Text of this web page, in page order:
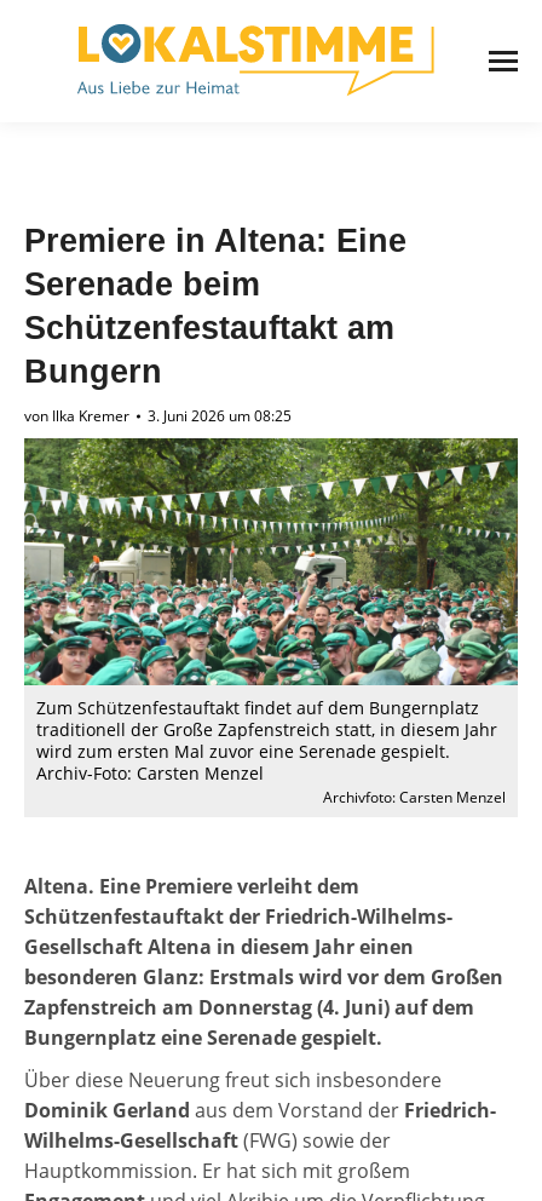
Premiere in Altena: Eine
Serenade beim
Schützenfestauftakt am
Bungern
von Ilka Kremer 3. Juni 2026 um 08:25
Zum Schützenfestauftakt findet auf dem Bungernplatz
traditionell der Große Zapfenstreich statt, in diesem Jahr
wird zum ersten Mal zuvor eine Serenade gespielt.
Archiv-Foto: Carsten Menzel
Archivfoto: Carsten Menzel
Altena. Eine Premiere verleiht dem
Schützenfestauftakt der Friedrich-Wilhelms-
Gesellschaft Altena in diesem Jahr einen
besonderen Glanz: Erstmals wird vor dem Großen
Zapfenstreich am Donnerstag (4. Juni) auf dem
Bungernplatz eine Serenade gespielt.
Über diese Neuerung freut sich insbesondere
Dominik Gerland aus dem Vorstand der Friedrich-
Wilhelms-Gesellschaft(FWG) sowie der
Hauptkommission. Er hat sich mit großem